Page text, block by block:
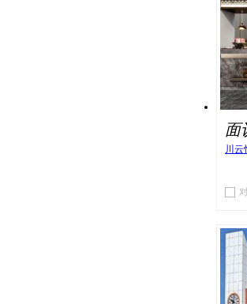
面
川云